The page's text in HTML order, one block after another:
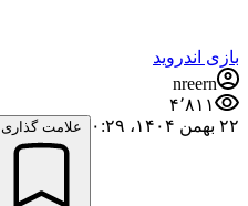
بازی اندروید
nreern
۴٬۸۱۱
۲۲ بهمن ۱۴۰۴،‏ ۰:۲۹
علامت گذاری